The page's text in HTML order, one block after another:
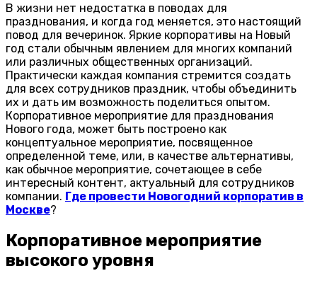
В жизни нет недостатка в поводах для
празднования, и когда год меняется, это настоящий
повод для вечеринок. Яркие корпоративы на Новый
год стали обычным явлением для многих компаний
или различных общественных организаций.
Практически каждая компания стремится создать
для всех сотрудников праздник, чтобы объединить
их и дать им возможность поделиться опытом.
Корпоративное мероприятие для празднования
Нового года, может быть построено как
концептуальное мероприятие, посвященное
определенной теме, или, в качестве альтернативы,
как обычное мероприятие, сочетающее в себе
интересный контент, актуальный для сотрудников
компании. Где провести Новогодний корпоратив в
Москве?
Корпоративное мероприятие
высокого уровня